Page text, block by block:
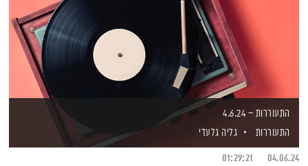
התעוררות – 4.6.24
התעוררות
גליה גלעדי
04.06.24
01:29:21